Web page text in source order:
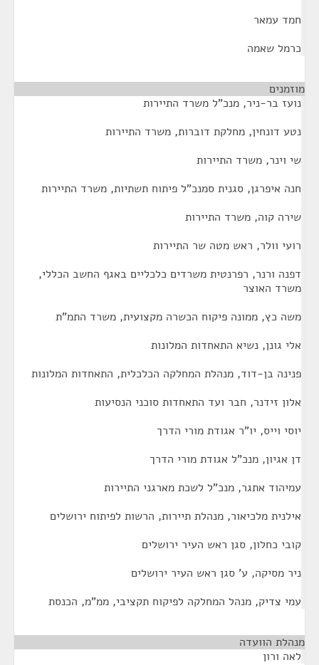
חמד עמאר
כרמל שאמה
מוזמנים
נועז בר-ניר, מנכ"ל משרד התיירות
נטע דונחין, מחלקת דוברות, משרד התיירות
שי וינר, משרד התיירות
חנה איפרגן, סגנית סמנכ"ל פיתוח תשתיות, משרד התיירות
שירה קוה, משרד התיירות
רועי וולר, ראש מטה שר התיירות
דפנה ורנר, רפרנטית משרדים כלכליים באגף החשב הכללי,
משרד האוצר
משה כץ, ממונה פיקוח הכשרה מקצועית, משרד התמ"ת
אלי גונן, נשיא התאחדות המלונות
פנינה בן-דוד, מנהלת המחלקה הכלכלית, התאחדות המלונות
אלון זידנר, חבר ועד התאחדות סוכני הנסיעות
יוסי וייס, יו"ר אגודת מורי הדרך
דן אגיון, מנכ"ל אגודת מורי הדרך
עמיהוד אתגר, מנכ"ל לשכת מארגני התיירות
אילנית מלכיאור, מנהלת תיירות, הרשות לפיתוח ירושלים
קובי כחלון, סגן ראש העיר ירושלים
ניר מסיקה, ע' סגן ראש העיר ירושלים
עמי צדיק, מנהל המחלקה לפיקוח תקציבי, ממ"מ, הכנסת
מנהלת הוועדה
לאה ורון